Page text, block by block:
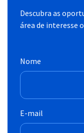
Descubra as
área de interesse
Nome
E-mail